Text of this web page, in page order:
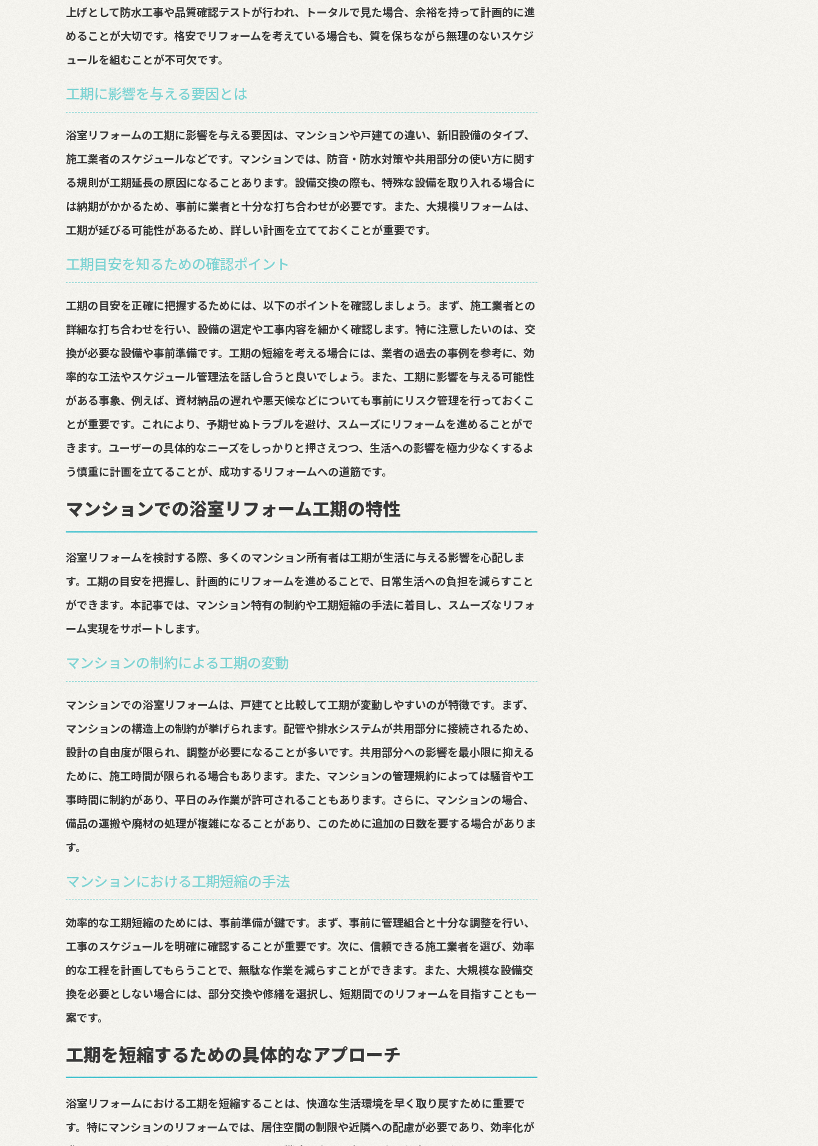
上げとして防水工事や品質確認テストが行われ、トータルで見た場合、余裕を持って計画的に進
めることが大切です。格安でリフォームを考えている場合も、質を保ちながら無理のないスケジ
ュールを組むことが不可欠です。
工期に影響を与える要因とは
浴室リフォームの工期に影響を与える要因は、マンションや戸建ての違い、新旧設備のタイプ、
施工業者のスケジュールなどです。マンションでは、防音・防水対策や共用部分の使い方に関す
る規則が工期延長の原因になることあります。設備交換の際も、特殊な設備を取り入れる場合に
は納期がかかるため、事前に業者と十分な打ち合わせが必要です。また、大規模リフォームは、
工期が延びる可能性があるため、詳しい計画を立てておくことが重要です。
工期目安を知るための確認ポイント
工期の目安を正確に把握するためには、以下のポイントを確認しましょう。まず、施工業者との
詳細な打ち合わせを行い、設備の選定や工事内容を細かく確認します。特に注意したいのは、交
換が必要な設備や事前準備です。工期の短縮を考える場合には、業者の過去の事例を参考に、効
率的な工法やスケジュール管理法を話し合うと良いでしょう。また、工期に影響を与える可能性
がある事象、例えば、資材納品の遅れや悪天候などについても事前にリスク管理を行っておくこ
とが重要です。これにより、予期せぬトラブルを避け、スムーズにリフォームを進めることがで
きます。ユーザーの具体的なニーズをしっかりと押さえつつ、生活への影響を極力少なくするよ
う慎重に計画を立てることが、成功するリフォームへの道筋です。
マンションでの浴室リフォーム工期の特性
浴室リフォームを検討する際、多くのマンション所有者は工期が生活に与える影響を心配しま
す。工期の目安を把握し、計画的にリフォームを進めることで、日常生活への負担を減らすこと
ができます。本記事では、マンション特有の制約や工期短縮の手法に着目し、スムーズなリフォ
ーム実現をサポートします。
マンションの制約による工期の変動
マンションでの浴室リフォームは、戸建てと比較して工期が変動しやすいのが特徴です。まず、
マンションの構造上の制約が挙げられます。配管や排水システムが共用部分に接続されるため、
設計の自由度が限られ、調整が必要になることが多いです。共用部分への影響を最小限に抑える
ために、施工時間が限られる場合もあります。また、マンションの管理規約によっては騒音や工
事時間に制約があり、平日のみ作業が許可されることもあります。さらに、マンションの場合、
備品の運搬や廃材の処理が複雑になることがあり、このために追加の日数を要する場合がありま
す。
マンションにおける工期短縮の手法
効率的な工期短縮のためには、事前準備が鍵です。まず、事前に管理組合と十分な調整を行い、
工事のスケジュールを明確に確認することが重要です。次に、信頼できる施工業者を選び、効率
的な工程を計画してもらうことで、無駄な作業を減らすことができます。また、大規模な設備交
換を必要としない場合には、部分交換や修繕を選択し、短期間でのリフォームを目指すことも一
案です。
工期を短縮するための具体的なアプローチ
浴室リフォームにおける工期を短縮することは、快適な生活環境を早く取り戻すために重要で
す。特にマンションのリフォームでは、居住空間の制限や近隣への配慮が必要であり、効率化が